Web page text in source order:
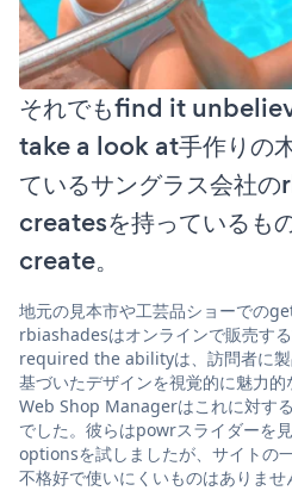
それでもfind it
take a look at手作りの
ているサングラス会社
createsを持っているも
create。
地元の見本市や工芸品ショーでの
rbiashadesはオンラインで販売する
required the abilityは、訪問者に製
基づいたデザインを視覚的に魅力
Web Shop Managerはこれに対す
でした。彼らはpowrスライダーを
optionsを試しましたが、サイトの
不格好で使いにくいものはありませ